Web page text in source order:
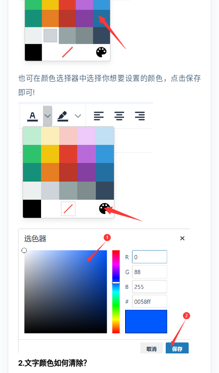
也可在颜色选择器中选择你想要设置的颜色，点击保存
即可!
2.文字颜色如何清除？